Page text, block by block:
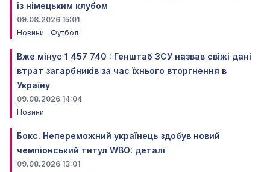
із німецьким клубом
09.08.2026 15:01
Новини
Футбол
Вже мінус 1 457 740 : Генштаб ЗСУ назвав свіжі дані
втрат загарбників за час їхнього вторгнення в
Україну
09.08.2026 14:04
Новини
Бокс. Непереможний українець здобув новий
чемпіонський титул WBO: деталі
09.08.2026 13:01